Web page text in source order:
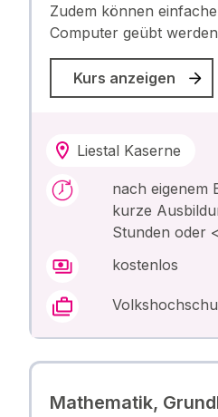
Zudem können
Computer geübt
Kurs anzeigen
Liestal Kaserne
nach eigenem
kurze
Stunden oder
kostenlos
Mathematik,